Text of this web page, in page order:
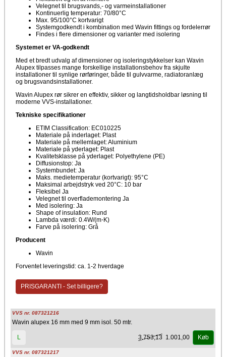
Velegnet til brugsvands,- og varmeinstallationer
Kontinuerlig temperatur: 70/80°C
Max. 95/100°C kortvarigt
Systemgodkendt i kombination med Wavin fittings og fordelerrør
Findes i flere dimensioner og varianter med isolering
Systemet er VA-godkendt
Med et bredt udvalg af dimensioner og isoleringstykkelser kan Wavin
Alupex tilpasses mange forskellige installationsbehov fra skjulte
installationer til synlige rørføringer, både til gulvvarme, radiatoranlæg
og brugsvandsinstallationer.
Wavin Alupex rør sikrer en effektiv, sikker og langtidsholdbar løsning til
moderne VVS-installationer.
Tekniske specifikationer
ETIM Classification: EC010225
Materiale på inderlaget: Plast
Materiale på mellemlaget: Aluminium
Materiale på yderlaget: Plast
Kvalitetsklasse på yderlaget: Polyethylene (PE)
Diffusionstop: Ja
Systembundet: Ja
Maks. medietemperatur (kortvarigt): 95°C
Maksimal arbejdstryk ved 20°C: 10 bar
Fleksibel Ja
Velegnet til overflademontering Ja
Med isolering: Ja
Shape of insulation: Rund
Lambda værdi: 0.4W/(m⋅K)
Farve på isolering: Grå
Producent
Wavin
Forventet leveringstid: ca. 1-2 hverdage
PRISGARANTI - Set billigere?
VVS nr. 087321216
Wavin alupex 16 mm med 9 mm isol. 50 mtr.
L 3.753,13 1.001,00 Køb
VVS nr. 087321217